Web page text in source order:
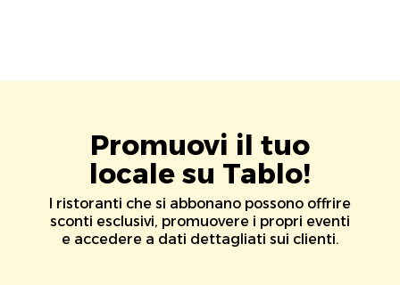
Promuovi il tuo
locale su Tablo!
I ristoranti che si abbonano possono offrire
sconti esclusivi, promuovere i propri eventi
e accedere a dati dettagliati sui clienti.